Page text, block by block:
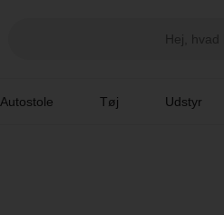
Autostole Tøj Udstyr